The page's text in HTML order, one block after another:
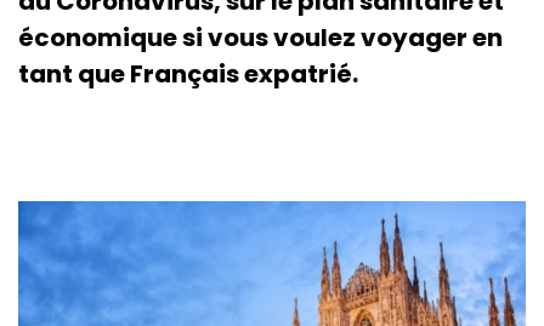
économique si vous voulez voyager en
tant que Français expatrié.